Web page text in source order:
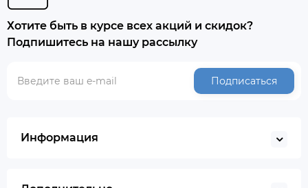
Хотите быть в курсе всех акций и скидок?
Подпишитесь на нашу рассылку
Подписаться
Информация